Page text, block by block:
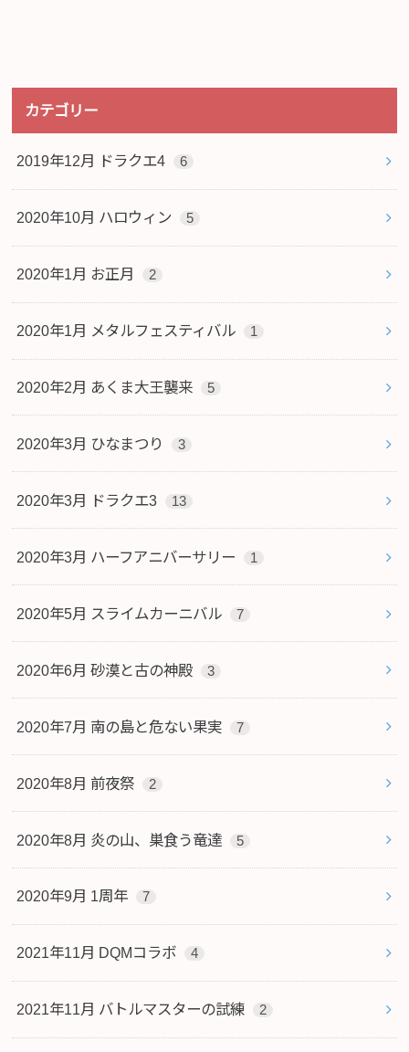
カテゴリー
2019年12月 ドラクエ4 6
2020年10月 ハロウィン 5
2020年1月 お正月 2
2020年1月 メタルフェスティバル 1
2020年2月 あくま大王襲来 5
2020年3月 ひなまつり 3
2020年3月 ドラクエ3 13
2020年3月 ハーフアニバーサリー 1
2020年5月 スライムカーニバル 7
2020年6月 砂漠と古の神殿 3
2020年7月 南の島と危ない果実 7
2020年8月 前夜祭 2
2020年8月 炎の山、巣食う竜達 5
2020年9月 1周年 7
2021年11月 DQMコラボ 4
2021年11月 バトルマスターの試練 2